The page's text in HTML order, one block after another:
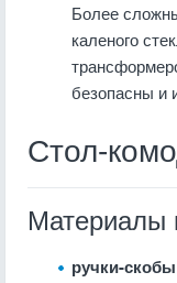
Более
каленого
безопасны и
Стол-
Материалы
ручки-скобы